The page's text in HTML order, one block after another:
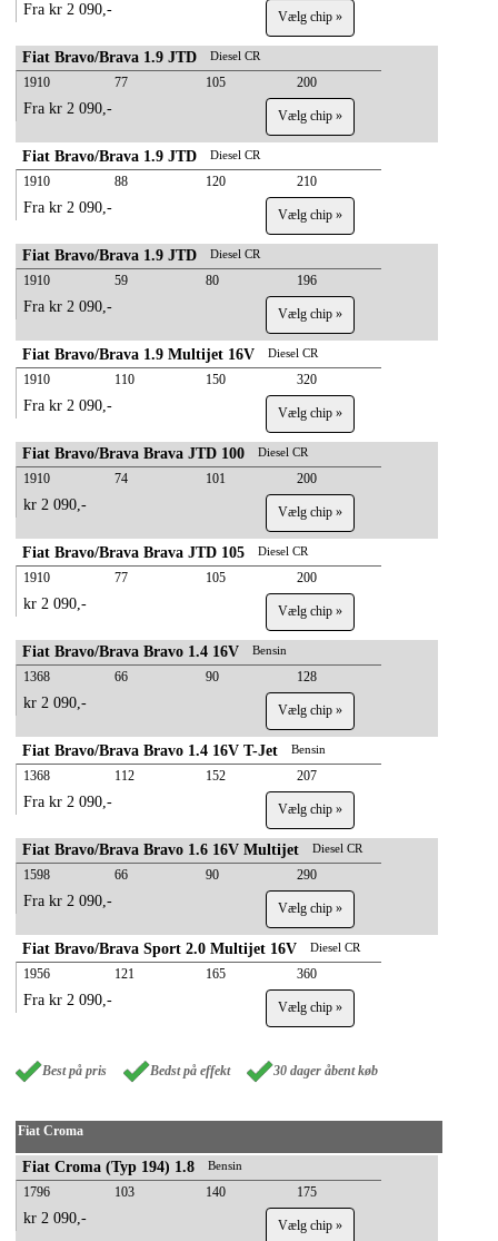
Fra kr 2 090,- Vælg chip »
Fiat Bravo/Brava 1.9 JTD Diesel CR
1910 77 105 200
Fra kr 2 090,- Vælg chip »
Fiat Bravo/Brava 1.9 JTD Diesel CR
1910 88 120 210
Fra kr 2 090,- Vælg chip »
Fiat Bravo/Brava 1.9 JTD Diesel CR
1910 59 80 196
Fra kr 2 090,- Vælg chip »
Fiat Bravo/Brava 1.9 Multijet 16V Diesel CR
1910 110 150 320
Fra kr 2 090,- Vælg chip »
Fiat Bravo/Brava Brava JTD 100 Diesel CR
1910 74 101 200
kr 2 090,- Vælg chip »
Fiat Bravo/Brava Brava JTD 105 Diesel CR
1910 77 105 200
kr 2 090,- Vælg chip »
Fiat Bravo/Brava Bravo 1.4 16V Bensin
1368 66 90 128
kr 2 090,- Vælg chip »
Fiat Bravo/Brava Bravo 1.4 16V T-Jet Bensin
1368 112 152 207
Fra kr 2 090,- Vælg chip »
Fiat Bravo/Brava Bravo 1.6 16V Multijet Diesel CR
1598 66 90 290
Fra kr 2 090,- Vælg chip »
Fiat Bravo/Brava Sport 2.0 Multijet 16V Diesel CR
1956 121 165 360
Fra kr 2 090,- Vælg chip »
Best på pris Bedst på effekt 30 dager åbent køb
Fiat Croma
Fiat Croma (Typ 194) 1.8 Bensin
1796 103 140 175
kr 2 090,- Vælg chip »